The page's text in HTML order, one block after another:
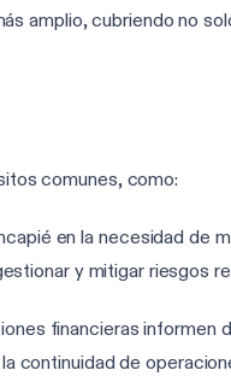
amplio, cubriendo no
comunes, como:
en la necesidad de
y mitigar riesgos
financieras informen
continuidad de